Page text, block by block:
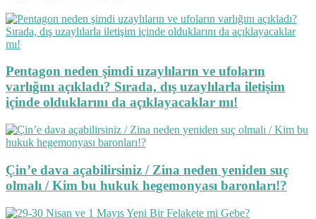
Pentagon neden şimdi uzaylıların ve ufoların
varlığını açıkladı? Sırada, dış uzaylılarla iletişim
içinde olduklarını da açıklayacaklar mı!
Çin’e dava açabilirsiniz / Zina neden yeniden suç
olmalı / Kim bu hukuk hegemonyası baronları!?